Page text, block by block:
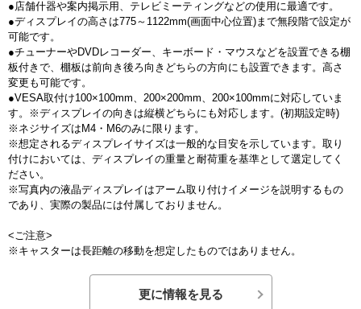
●店舗什器や案内掲示用、テレビミーティングなどの使用に最適です。
●ディスプレイの高さは775～1122mm(画面中心位置)まで無段階で設定が
可能です。
●チューナーやDVDレコーダー、キーボード・マウスなどを設置できる棚
板付きで、棚板は前向き後ろ向きどちらの方向にも設置できます。高さ
変更も可能です。
●VESA取付け100×100mm、200×200mm、200×100mmに対応していま
す。※ディスプレイの向きは縦横どちらにも対応します。(初期設定時)
※ネジサイズはM4・M6のみに限ります。
※想定されるディスプレイサイズは一般的な目安を示しています。取り
付けにおいては、ディスプレイの重量と耐荷重を基準として選定してく
ださい。
※写真内の液晶ディスプレイはアーム取り付けイメージを説明するもの
であり、実際の製品には付属しておりません。
<ご注意>
※キャスターは長距離の移動を想定したものではありません。
更に情報を見る